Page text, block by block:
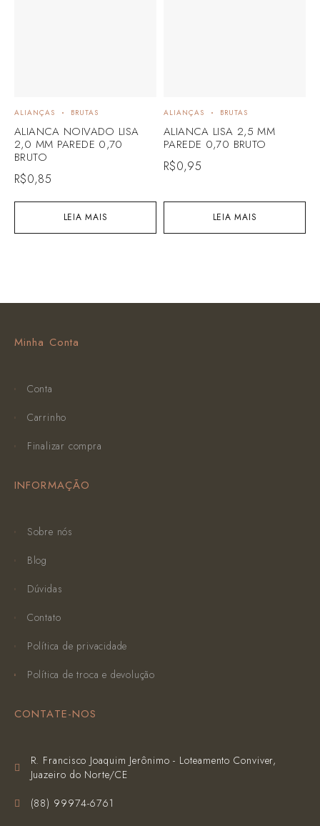
LEIA MAIS
ALIANÇAS BRUTAS
ALIANCA NOIVADO LISA
2,0 MM PAREDE 0,70
BRUTO
R$0,85
LEIA MAIS
ALIANÇAS BRUTAS
ALIANCA LISA 2,5 MM
PAREDE 0,70 BRUTO
R$0,95
Minha Conta
Conta
Carrinho
Finalizar compra
INFORMAÇÃO
Sobre nós
Blog
Dúvidas
Contato
Política de privacidade
Política de troca e devolução
CONTATE-NOS
R. Francisco Joaquim Jerônimo - Loteamento Conviver,
Juazeiro do Norte/CE
(‪88) 99974-6761‬